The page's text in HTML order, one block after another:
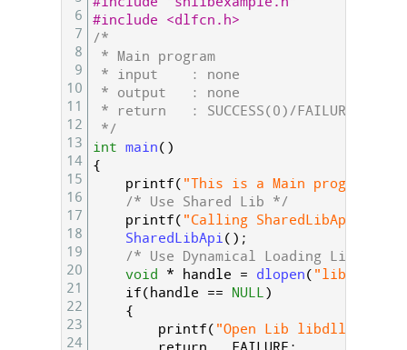
6
7
8
9
10
11
12
13
14
15
16
17
18
19
20
21
22
23
24
#include <dlfcn.h>
/*
* Main program
* input	: none
* output	: none
* return	: SUCCESS(0)/FAILURE(-1)
*/
int main( )
{
printf( "This is a Main program!\n"
/* Use Shared Lib */
printf( "Calling SharedLibApi()
SharedLibApi( ) ;
/* Use Dynamical Loading Lib */
void
* handle = dlopen(
if( handle == NULL)
{
printf( "Open Lib